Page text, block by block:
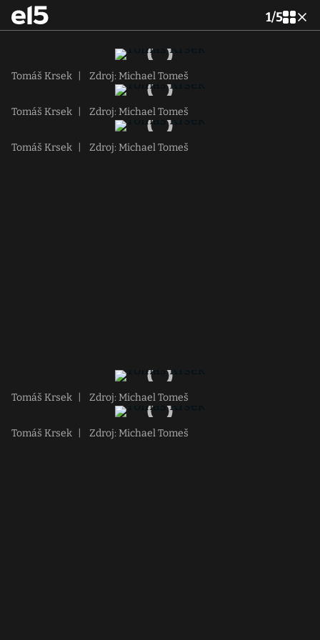
1/5
Tomáš Krsek Zdroj: Michael Tomeš
Tomáš Krsek Zdroj: Michael Tomeš
Tomáš Krsek Zdroj: Michael Tomeš
Tomáš Krsek Zdroj: Michael Tomeš
Tomáš Krsek Zdroj: Michael Tomeš